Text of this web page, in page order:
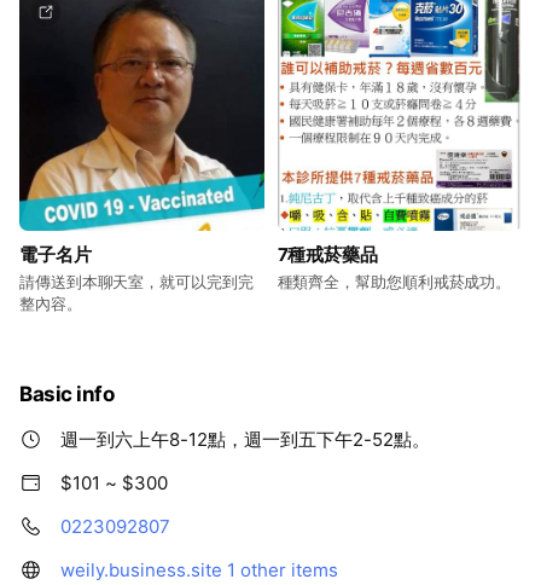
電子名片
請傳送到本聊天室，就可以完到完
整內容。
7種戒菸藥品
種類齊全，幫助您順利戒菸成功。
Basic info
週一到六上午8-12點，週一到五下午2-52點。
$101 ~ $300
0223092807
weily.business.site 1 other items